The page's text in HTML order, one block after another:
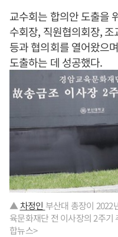
교수회는 합의안 도출을
수회장, 직원협의회장,
등과 협의회를 열어왔으
도출하는 데 성공했다.
▲차정인 부산대 총장이 2022
육문화재단 전 이사장의 2주기
합뉴스>